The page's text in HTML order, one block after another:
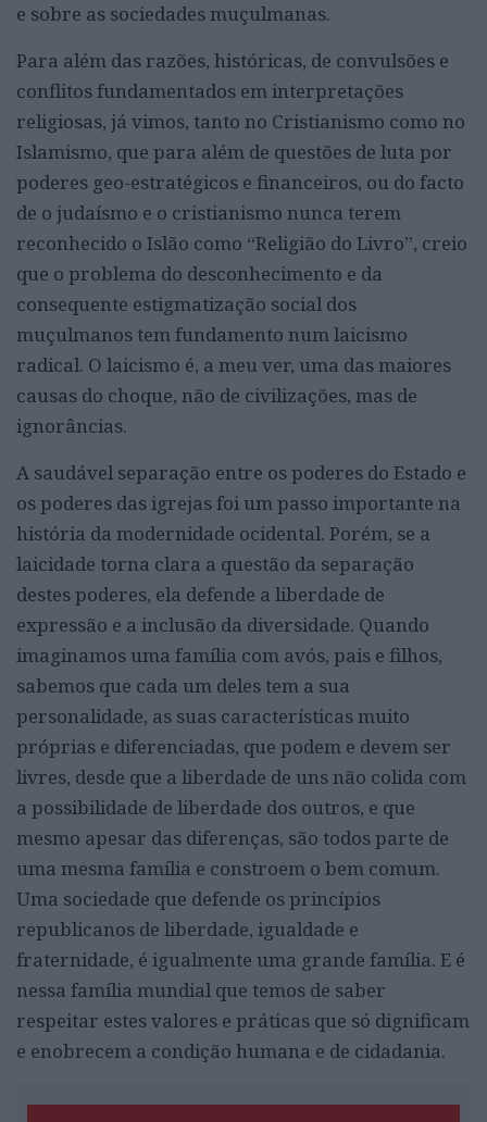
e sobre as sociedades muçulmanas.
Para além das razões, históricas, de convulsões e
conflitos fundamentados em interpretações
religiosas, já vimos, tanto no Cristianismo como no
Islamismo, que para além de questões de luta por
poderes geo-estratégicos e financeiros, ou do facto
de o judaísmo e o cristianismo nunca terem
reconhecido o Islão como “Religião do Livro”, creio
que o problema do desconhecimento e da
consequente estigmatização social dos
muçulmanos tem fundamento num laicismo
radical. O laicismo é, a meu ver, uma das maiores
causas do choque, não de civilizações, mas de
ignorâncias.
A saudável separação entre os poderes do Estado e
os poderes das igrejas foi um passo importante na
história da modernidade ocidental. Porém, se a
laicidade torna clara a questão da separação
destes poderes, ela defende a liberdade de
expressão e a inclusão da diversidade. Quando
imaginamos uma família com avós, pais e filhos,
sabemos que cada um deles tem a sua
personalidade, as suas características muito
próprias e diferenciadas, que podem e devem ser
livres, desde que a liberdade de uns não colida com
a possibilidade de liberdade dos outros, e que
mesmo apesar das diferenças, são todos parte de
uma mesma família e constroem o bem comum.
Uma sociedade que defende os princípios
republicanos de liberdade, igualdade e
fraternidade, é igualmente uma grande família. E é
nessa família mundial que temos de saber
respeitar estes valores e práticas que só dignificam
e enobrecem a condição humana e de cidadania.